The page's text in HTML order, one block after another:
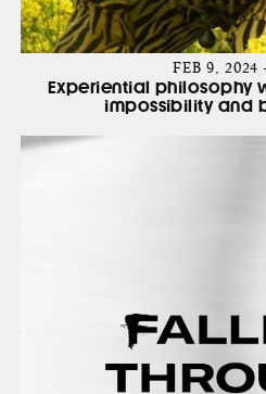
FEB 9, 2024
Experiential philosophy
impossibility and